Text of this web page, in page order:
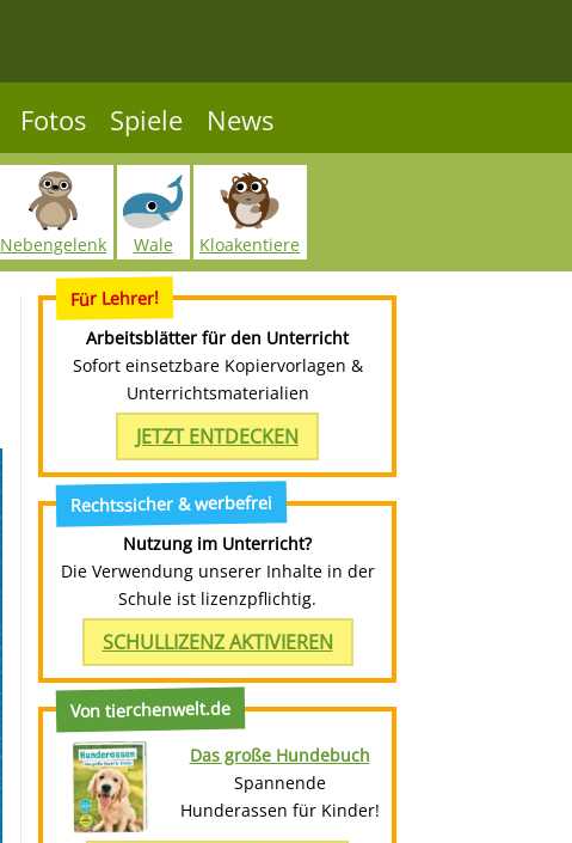
Fotos Spiele News
Nebengelenk Wale Kloakentiere
Für Lehrer!
Arbeitsblätter für den Unterricht
Sofort einsetzbare Kopiervorlagen &
Unterrichtsmaterialien
JETZT ENTDECKEN
Rechtssicher & werbefrei
Nutzung im Unterricht?
Die Verwendung unserer Inhalte in der
Schule ist lizenzpflichtig.
SCHULLIZENZ AKTIVIEREN
Von tierchenwelt.de
Das große Hundebuch
Spannende
Hunderassen für Kinder!